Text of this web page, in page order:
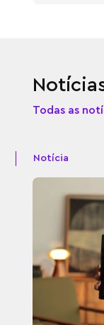
Todas as
Notícia